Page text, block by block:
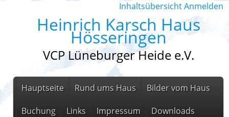
InhaltsübersichtAnmelden
Heinrich Karsch Haus
Hösseringen
VCP Lüneburger Heide e.V.
Hauptseite Rund ums Haus Bilder vom Haus
Buchung Links Impressum Downloads